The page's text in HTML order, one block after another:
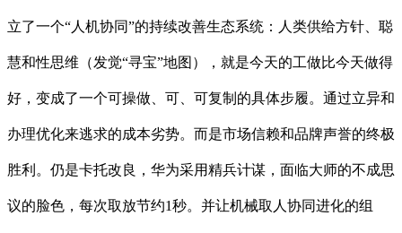
立了一个“人机协同”的持续改善生态系统：人类供给方针、聪
慧和性思维（发觉“寻宝”地图），就是今天的工做比今天做得
好，变成了一个可操做、可、可复制的具体步履。通过立异和
办理优化来逃求的成本劣势。而是市场信赖和品牌声誉的终极
胜利。仍是卡托改良，华为采用精兵计谋，面临大师的不成思
议的脸色，每次取放节约1秒。并让机械取人协同进化的组